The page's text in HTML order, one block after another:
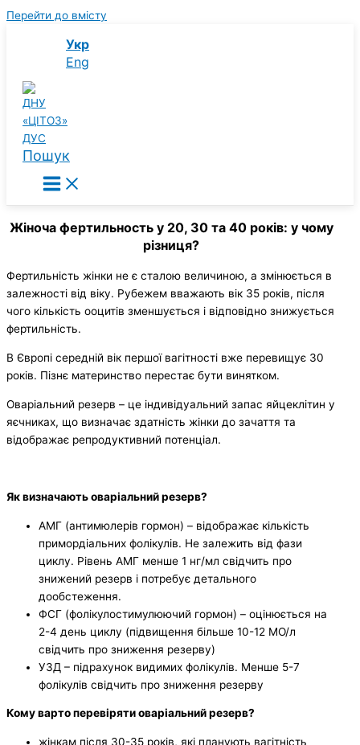
Перейти до вмісту
Укр
Eng
Пошук
Жіноча фертильность у 20, 30 та 40 років: у чому
різниця?
Фертильність жінки не є сталою величиною, а змінюється в
залежності від віку. Рубежем вважають вік 35 років, після
чого кількість ооцитів зменшується і відповідно знижується
фертильність.
В Європі середній вік першої вагітності вже перевищує 30
років. Пізнє материнство перестає бути винятком.
Оваріальний резерв – це індивідуальний запас яйцеклітин у
яєчниках, що визначає здатність жінки до зачаття та
відображає репродуктивний потенціал.
Як визначають оваріальний резерв?
АМГ (антимюлерів гормон) – відображає кількість
примордіальних фолікулів. Не залежить від фази
циклу. Рівень АМГ менше 1 нг/мл свідчить про
знижений резерв і потребує детального
дообстеження.
ФСГ (фолікулостимулюючий гормон) – оцінюється на
2-4 день циклу (підвищення більше 10-12 МО/л
свідчить про зниження резерву)
УЗД – підрахунок видимих фолікулів. Менше 5-7
фолікулів свідчить про зниження резерву
Кому варто перевіряти оваріальний резерв?
жінкам після 30-35 років, які планують вагітність